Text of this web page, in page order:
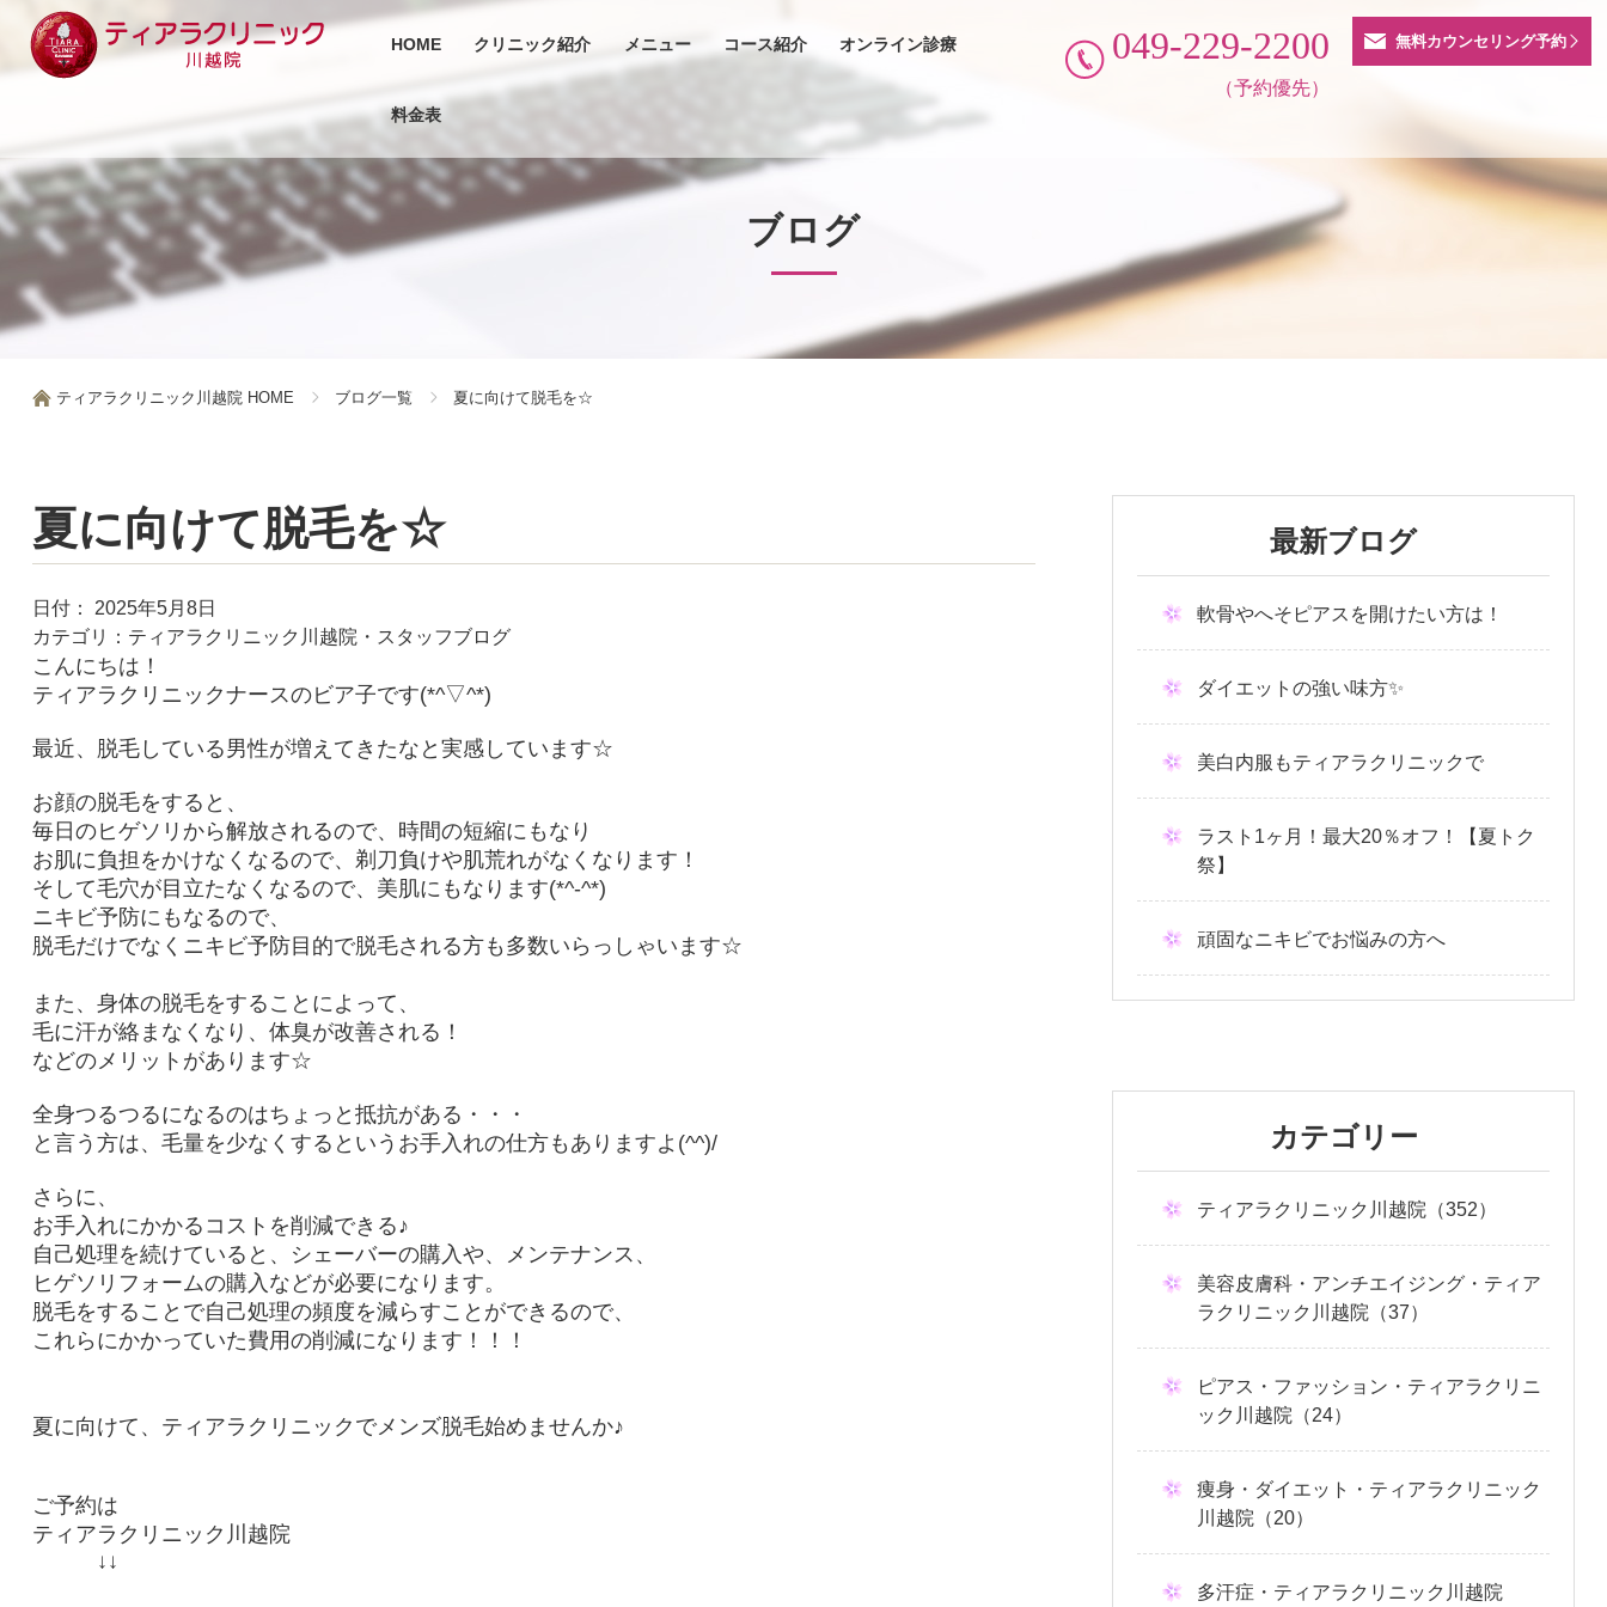
HOME クリニック紹介 メニュー コース紹介 オンライン診療
料金表
無料カウンセリング予約
049-229-2200
（予約優先）
ブログ
ティアラクリニック川越院 HOME ブログ一覧 夏に向けて脱毛を☆
夏に向けて脱毛を☆
日付：
2025年5月8日
カテゴリ： ティアラクリニック川越院・スタッフブログ
こんにちは！
ティアラクリニックナースのビア子です(*^▽^*)
最近、脱毛している男性が増えてきたなと実感しています☆
お顔の脱毛をすると、
毎日のヒゲソリから解放されるので、時間の短縮にもなり
お肌に負担をかけなくなるので、 剃刀負けや肌荒れがなくなります！
そして毛穴が目立たなくなるので、美肌にもなります(*^-^*)
ニキビ予防にもなるので、
脱毛だけでなくニキビ予防目的で脱毛される方も多数いらっしゃいます☆
また、 身体の脱毛をすることによって、
毛に汗が絡まなくなり、体臭が改善される！
などのメリットがあります☆
全身つるつるになるのはちょっと抵抗がある・・・
と言う方は、毛量を少なくするというお手入れの仕方もありますよ(^^)/
さらに、
お手入れにかかるコストを削減できる♪
自己処理を続けていると、シェーバーの購入や、メンテナンス、
ヒゲソリフォームの購入などが必要になります。
脱毛をすることで自己処理の頻度を減らすことができるので、
これらにかかっていた費用の削減になります！！！
夏に向けて、 ティアラクリニックでメンズ脱毛始めませんか♪
ご予約は
ティアラクリニック川越院
↓↓
最新ブログ
軟骨やへそピアスを開けたい方は！
ダイエットの強い味方✨
美白内服もティアラクリニックで
ラスト1ヶ月！最大20％オフ！【夏トク
祭】
頑固なニキビでお悩みの方へ
カテゴリー
ティアラクリニック川越院（352）
美容皮膚科・アンチエイジング・ティア
ラクリニック川越院（37）
ピアス・ファッション・ティアラクリニ
ック川越院（24）
痩身・ダイエット・ティアラクリニック
川越院（20）
多汗症・ティアラクリニック川越院